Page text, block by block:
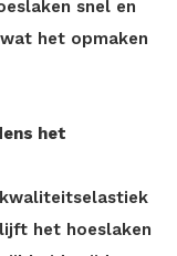
snel en
het opmaken
het
het hoeslaken